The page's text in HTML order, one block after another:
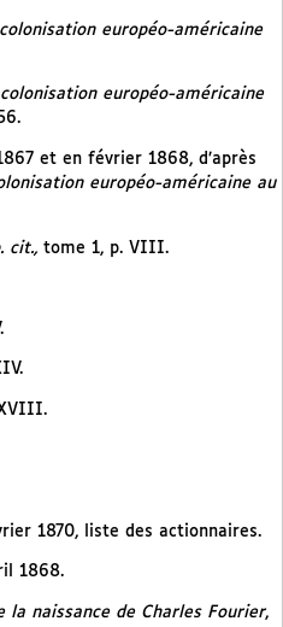
européo-américaine
européo-américaine
et en février 1868, d’après
européo-américaine au
cit., tome 1, p. VIII.
1870, liste des actionnaires.
1868.
la naissance de Charles Fourier,